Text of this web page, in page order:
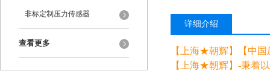
非标定制压力传感器
查看更多
详细介绍
【上海★朝辉】【中
【上海★朝辉】-秉着